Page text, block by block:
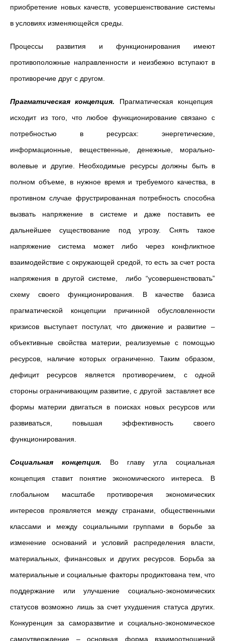
приобретение новых качеств, усовершенствование системы
в условиях изменяющейся среды.
Процессы развития и функционирования имеют
противоположные направленности и неизбежно вступают в
противоречие друг с другом.
Прагматическая концепция. Прагматическая концепция
исходит из того, что любое функционирование связано с
потребностью в ресурсах: энергетические,
информационные, вещественные, денежные, морально-
волевые и другие. Необходимые ресурсы должны быть в
полном объеме, в нужное время и требуемого качества, в
противном случае фрустрированная потребность способна
вызвать напряжение в системе и даже поставить ее
дальнейшее существование под угрозу. Снять такое
напряжение система может либо через конфликтное
взаимодействие с окружающей средой, то есть за счет роста
напряжения в другой системе, либо “усовершенствовать”
схему своего функционирования. В качестве базиса
прагматической концепции причинной обусловленности
кризисов выступает постулат, что движение и развитие –
объективные свойства материи, реализуемые с помощью
ресурсов, наличие которых ограниченно. Таким образом,
дефицит ресурсов является противоречием, с одной
стороны ограничивающим развитие, с другой заставляет все
формы материи двигаться в поисках новых ресурсов или
развиваться, повышая эффективность своего
функционирования.
Социальная концепция. Во главу угла социальная
концепция ставит понятие экономического интереса. В
глобальном масштабе противоречия экономических
интересов проявляется между странами, общественными
классами и между социальными группами в борьбе за
изменение оснований и условий распределения власти,
материальных, финансовых и других ресурсов. Борьба за
материальные и социальные факторы продиктована тем, что
поддержание или улучшение социально-экономических
статусов возможно лишь за счет ухудшения статуса других.
Конкуренция за саморазвитие и социально-экономическое
самоутверждение – основная форма взаимоотношений